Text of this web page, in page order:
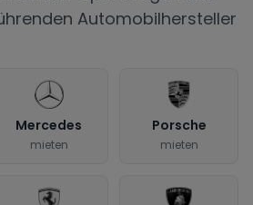
Automobilhersteller
Mercedes
mieten
Porsche
mieten